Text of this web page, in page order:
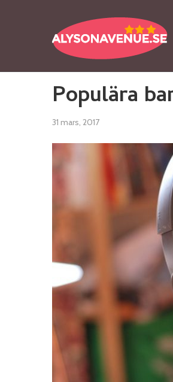
Populära
31 mars, 2017